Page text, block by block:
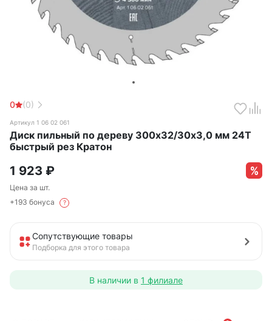
0 (0)
Артикул 1 06 02 061
Диск пильный по дереву 300х32/30х3,0 мм 24Т
быстрый рез Кратон
1 923 ₽
Цена за шт.
+193 бонуса
?
Сопутствующие товары
Подборка для этого товара
В наличии в 1 филиале